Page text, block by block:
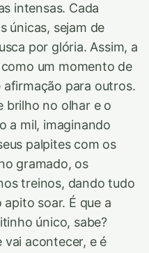
intensas. Cada
únicas, sejam de
por glória. Assim, a
um momento de
afirmação para outros.
brilho no olhar e o
a mil, imaginando
palpites com os
gramado, os
treinos, dando tudo
soar. É que a
único, sabe?
vai acontecer, e é